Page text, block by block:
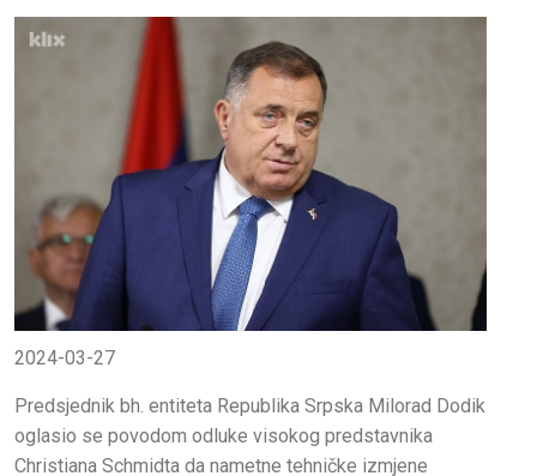
2024-03-27
Predsjednik bh. entiteta Republika Srpska Milorad Dodik
oglasio se povodom odluke visokog predstavnika
Christiana Schmidta da nametne tehničke izmjene